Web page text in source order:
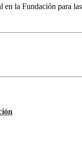
en la Fundación para